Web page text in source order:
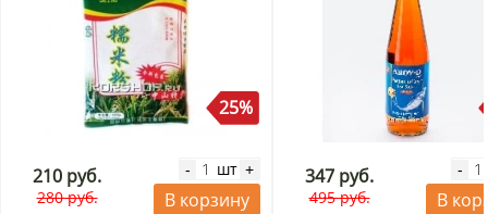
25%
210 руб.
280 руб.
- шт +
В корзину
347 руб.
495 руб.
-
В